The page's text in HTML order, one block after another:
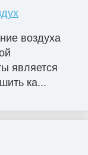
воздуха
является
ка...